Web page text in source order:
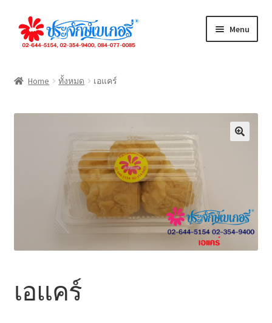
Skip
to
Skip
to
Menu
ไหว้เจ้า
Home ทั้งหมด เอแคร์
เอแคร์